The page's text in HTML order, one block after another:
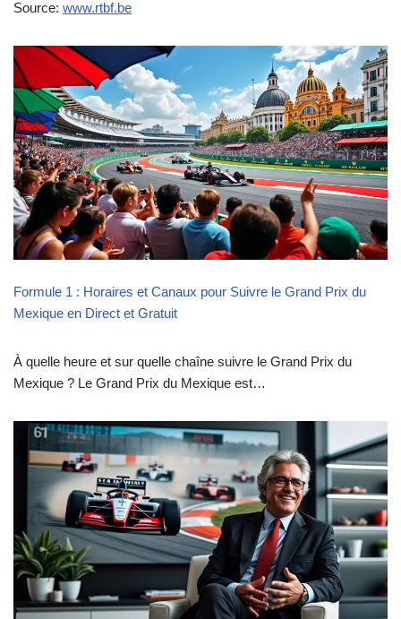
Source: www.rtbf.be
Formule 1 : Horaires et Canaux pour Suivre le Grand Prix du
Mexique en Direct et Gratuit
À quelle heure et sur quelle chaîne suivre le Grand Prix du
Mexique ? Le Grand Prix du Mexique est…